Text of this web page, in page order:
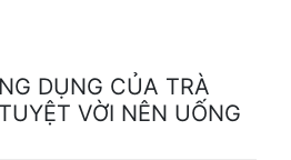
DỤNG CỦA TRÀ
VỜI NÊN UỐNG